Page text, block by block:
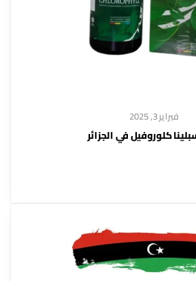
فبراير 3, 2025
كلوروفيل في الجزائر